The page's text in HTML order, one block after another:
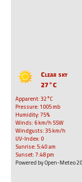
Clear sky
27°C
Apparent: 32°C
Pressure: 1005 mb
Humidity: 75%
Winds: 6 km/h SSW
Windgusts: 35 km/h
UV-Index: 0
Sunrise: 5:40 am
Sunset: 7:48 pm